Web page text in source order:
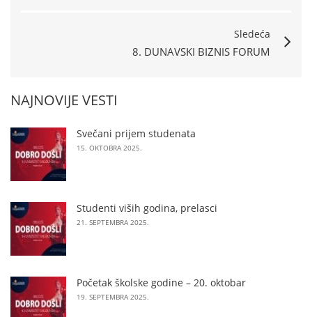
Sledeća
8. DUNAVSKI BIZNIS FORUM
NAJNOVIJE VESTI
Svečani prijem studenata
15. OKTOBRA 2025.
Studenti viših godina, prelasci
21. SEPTEMBRA 2025.
Početak školske godine – 20. oktobar
19. SEPTEMBRA 2025.